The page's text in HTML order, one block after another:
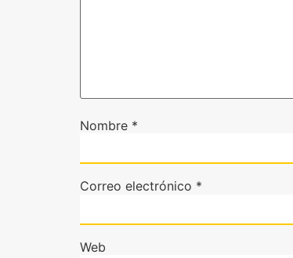
Nombre *
Correo electrónico *
Web